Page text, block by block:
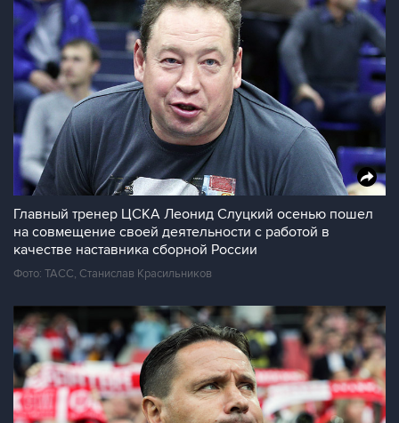
Главный тренер ЦСКА Леонид Слуцкий осенью пошел
на совмещение своей деятельности с работой в
качестве наставника сборной России
Фото: ТАСС, Станислав Красильников